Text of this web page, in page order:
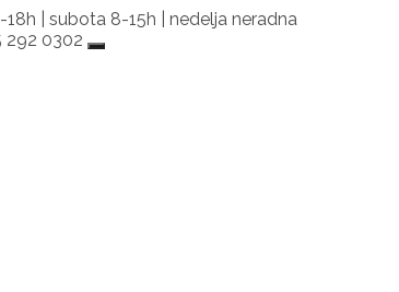
| subota 8-15h | nedelja neradna
292 0302